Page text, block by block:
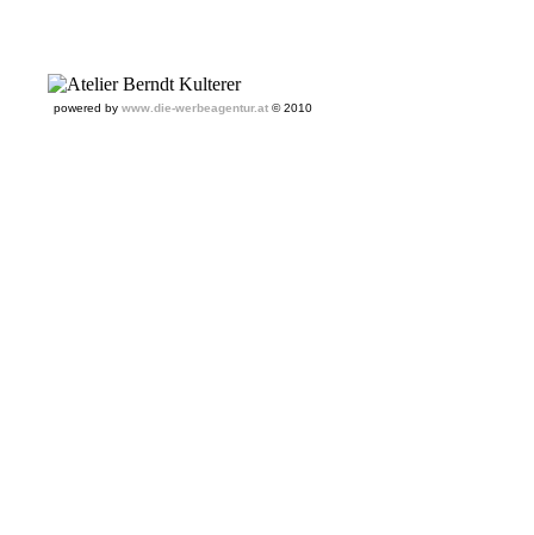
powered by www.die-werbeagentur.at © 2010